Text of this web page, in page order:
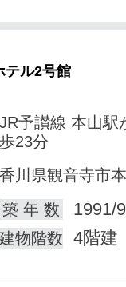
テル2号館
JR予讃線 本山駅
歩23分
香川県観音寺市
築 年 数
1991/
建物階数 4階建